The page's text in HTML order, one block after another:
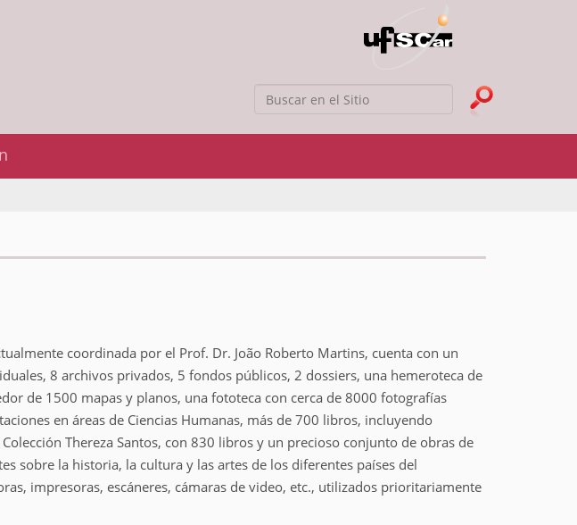
Buscar
Búsqueda Avanzada…
coordinada por el Prof. Dr. João Roberto Martins, cuenta con un
8 archivos privados, 5 fondos públicos, 2 dossiers, una hemeroteca de
de 1500 mapas y planos, una fototeca con cerca de 8000 fotografías
en áreas de Ciencias Humanas, más de 700 libros, incluyendo
Thereza Santos, con 830 libros y un precioso conjunto de obras de
sobre la historia, la cultura y las artes de los diferentes países del
impresoras, escáneres, cámaras de video, etc., utilizados prioritariamente